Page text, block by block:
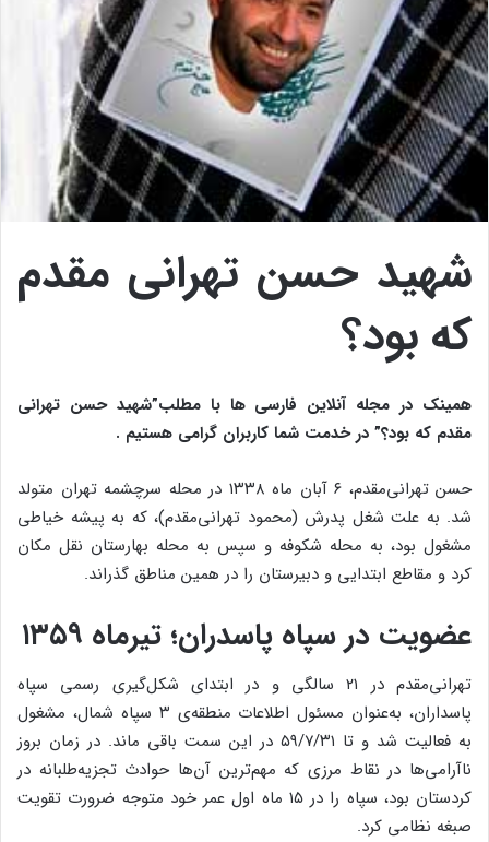
شهید حسن تهرانی مقدم
که بود؟
همینک در مجله آنلاین فارسی ها با مطلب”شهید حسن تهرانی
مقدم که بود؟” در خدمت شما کاربران گرامی هستیم .
حسن تهرانی‌مقدم، ۶ آبان ماه ۱۳۳۸ در محله سرچشمه تهران متولد
شد. به علت شغل پدرش (محمود تهرانی‌مقدم)، که به پیشه خیاطی
مشغول بود، به محله شکوفه و سپس به محله بهارستان نقل مکان
کرد و مقاطع ابتدایی و دبیرستان را در همین مناطق گذراند.
عضویت در سپاه پاسدران؛ تیرماه ۱۳۵۹
تهرانی‌مقدم در ۲۱ سالگی و در ابتدای شکل‌گیری رسمی سپاه
پاسداران، به‌عنوان مسئول اطلاعات منطقه‌ی ۳ سپاه شمال، مشغول
به فعالیت شد و تا ۵۹/۷/۳۱ در این سمت باقی ماند. در زمان بروز
ناآرامی‌ها در نقاط مرزی که مهم‌ترین آن‌ها حوادث تجزیه‌طلبانه در
کردستان بود، سپاه را در ۱۵ ماه اول عمر خود متوجه ضرورت تقویت
صبغه نظامی کرد.